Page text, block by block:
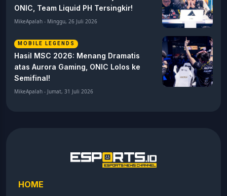
ONIC, Team Liquid PH Tersingkir!
MikeApalah - Minggu, 26 Juli 2026
MOBILE LEGENDS
Hasil MSC 2026: Menang Dramatis
atas Aurora Gaming, ONIC Lolos ke
Semifinal!
MikeApalah - Jumat, 31 Juli 2026
HOME